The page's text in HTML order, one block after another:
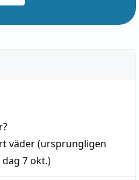
?
väder(ursprungligen
dag 7 okt.)